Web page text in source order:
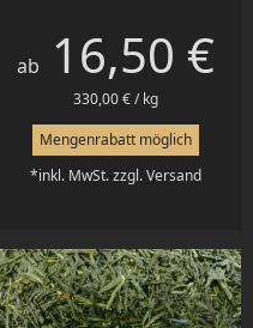
Preis
ab 16,50 €
330,00 € / kg
Mengenrabatt möglich
*inkl. MwSt. zzgl. Versand